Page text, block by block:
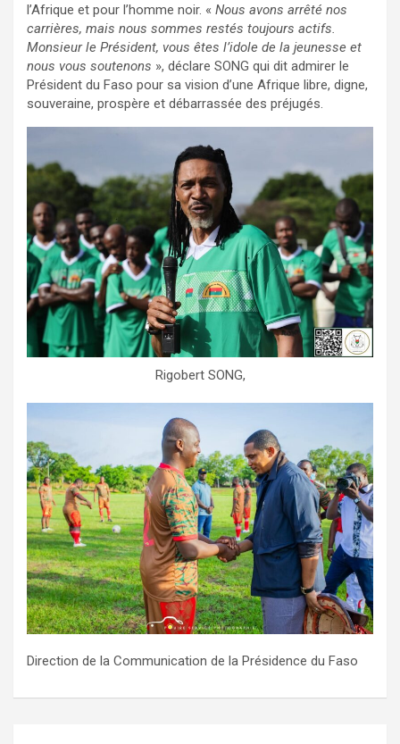
l’Afrique et pour l’homme noir. « Nous avons arrêté nos
carrières, mais nous sommes restés toujours actifs.
Monsieur le Président, vous êtes l’idole de la jeunesse et
nous vous soutenons », déclare SONG qui dit admirer le
Président du Faso pour sa vision d’une Afrique libre, digne,
souveraine, prospère et débarrassée des préjugés.
Rigobert SONG,
Direction de la Communication de la Présidence du Faso